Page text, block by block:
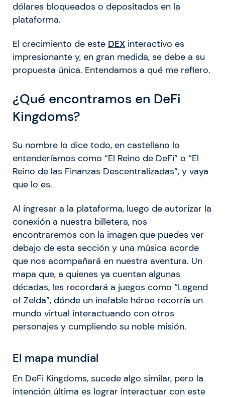
dólares bloqueados o depositados en la
plataforma.
El crecimiento de este DEX interactivo es
impresionante y, en gran medida, se debe a su
propuesta única. Entendamos a qué me refiero.
¿Qué encontramos en DeFi
Kingdoms?
Su nombre lo dice todo, en castellano lo
entenderíamos como “El Reino de DeFi” o “El
Reino de las Finanzas Descentralizadas”, y vaya
que lo es.
Al ingresar a la plataforma, luego de autorizar la
conexión a nuestra billetera, nos
encontraremos con la imagen que puedes ver
debajo de esta sección y una música acorde
que nos acompañará en nuestra aventura. Un
mapa que, a quienes ya cuentan algunas
décadas, les recordará a juegos como “Legend
of Zelda”, dónde un inefable héroe recorría un
mundo virtual interactuando con otros
personajes y cumpliendo su noble misión.
El mapa mundial
En DeFi Kingdoms, sucede algo similar, pero la
intención última es lograr interactuar con este